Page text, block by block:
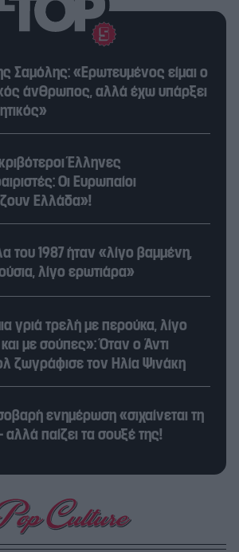
Σαμόλης: «Ερωτευμένος είμαι ο
άνθρωπος, αλλά έχω υπάρξει
Έλληνες
Οι Ευρωπαίοι
Ελλάδα»!
του 1987 ήταν «λίγο βαμμένη,
λίγο ερωτιάρα»
γριά τρελή με περούκα, λίγο
με σούπες»: Όταν ο Άντι
ζωγράφισε τον Ηλία Ψινάκη
ενημέρωση «σιχαίνεται τη
αλλά παίζει τα σουξέ της!